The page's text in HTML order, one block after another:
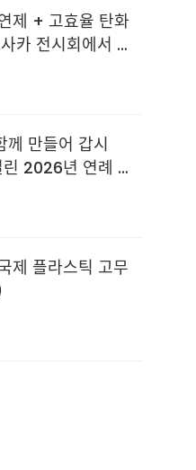
제 + 고효율 탄화
카 전시회에서 화
께 만들어 갑시
2026년 연례 회
열었습니다.
제 플라스틱 고무